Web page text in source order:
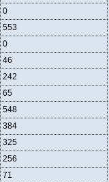
0
553
0
46
242
65
548
384
325
256
71